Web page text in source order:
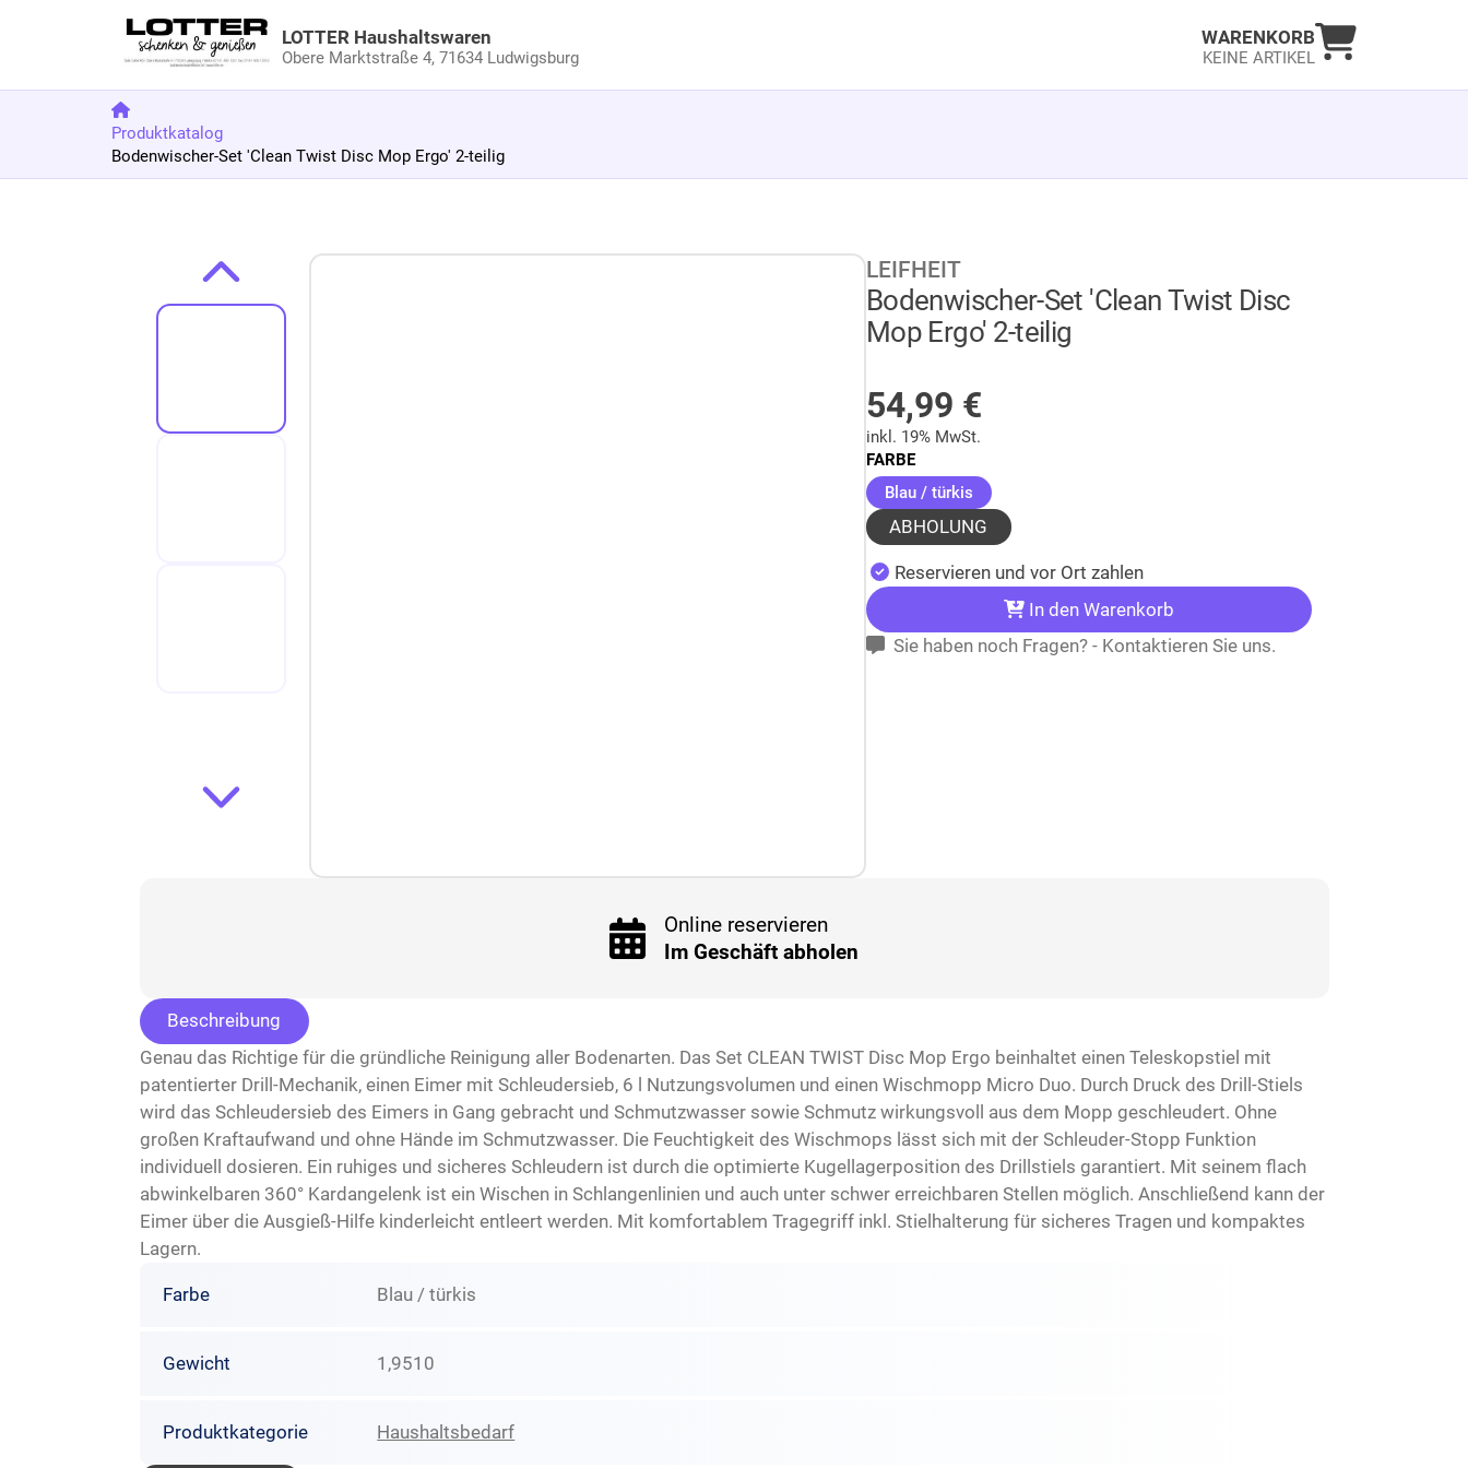
LOTTER Haushaltswaren
Obere Marktstraße 4, 71634 Ludwigsburg
WARENKORB
KEINE ARTIKEL
Warenkorb
Produktkatalog
Bodenwischer-Set 'Clean Twist Disc Mop Ergo' 2-teilig
Zur Produktbeschreibung springen LEIFHEIT
Bodenwischer-Set 'Clean Twist Disc
Mop Ergo' 2-teilig
54,99 €
inkl. 19% MwSt.
FARBE
Blau / türkis (ausgewählt)
ABHOLUNG
Reservieren und vor Ort zahlen
In den Warenkorb
Sie haben noch Fragen? - Kontaktieren Sie uns.
Online reservieren
Im Geschäft abholen
Beschreibung
Genau das Richtige für die gründliche Reinigung aller Bodenarten. Das Set CLEAN TWIST Disc Mop Ergo beinhaltet einen Teleskopstiel mit
patentierter Drill-Mechanik, einen Eimer mit Schleudersieb, 6 l Nutzungsvolumen und einen Wischmopp Micro Duo. Durch Druck des Drill-Stiels
wird das Schleudersieb des Eimers in Gang gebracht und Schmutzwasser sowie Schmutz wirkungsvoll aus dem Mopp geschleudert. Ohne
großen Kraftaufwand und ohne Hände im Schmutzwasser. Die Feuchtigkeit des Wischmops lässt sich mit der Schleuder-Stopp Funktion
individuell dosieren. Ein ruhiges und sicheres Schleudern ist durch die optimierte Kugellagerposition des Drillstiels garantiert. Mit seinem flach
abwinkelbaren 360° Kardangelenk ist ein Wischen in Schlangenlinien und auch unter schwer erreichbaren Stellen möglich. Anschließend kann der
Eimer über die Ausgieß-Hilfe kinderleicht entleert werden. Mit komfortablem Tragegriff inkl. Stielhalterung für sicheres Tragen und kompaktes
Lagern.
Farbe Blau / türkis
Gewicht 1,9510
Produktkategorie Haushaltsbedarf